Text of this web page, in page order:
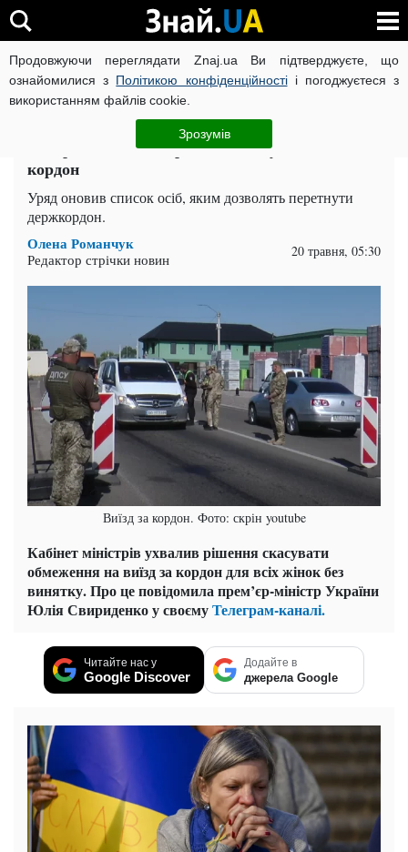
Продовжуючи переглядати Znaj.ua Ви підтверджуєте, що
ознайомилися з Політикою конфіденційностіі погоджуєтеся з
використанням файлів cookie.
Зрозумів
ВІЙНА РОСІЇ ПРОТИ УКРАЇНИ КОРОНАВІРУС В УКРАЇНІ
ЧИТАТЬ НА РУССКОМ
В Україні змінили правила виїзду жінок за
кордон
Уряд оновив список осіб, яким дозволять перетнути
держкордон.
Олена Романчук
Редактор стрічки новин 20 травня, 05:30
Виїзд за кордон. Фото: скрін youtube
Кабінет міністрів ухвалив рішення скасувати
обмеження на виїзд за кордон для всіх жінок без
винятку. Про це повідомила прем’єр-міністр України
Юлія Свириденко у своємуТелеграм-каналі.
Читайте нас у
Google Discover
Додайте в
джерела Google